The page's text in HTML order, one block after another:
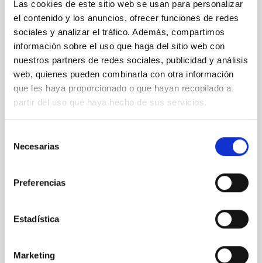
Las cookies de este sitio web se usan para personalizar
el contenido y los anuncios, ofrecer funciones de redes
sociales y analizar el tráfico. Además, compartimos
información sobre el uso que haga del sitio web con
nuestros partners de redes sociales, publicidad y análisis
web, quienes pueden combinarla con otra información
que les haya proporcionado o que hayan recopilado a
partir del uso que haya hecho de sus servicios.
Necesarias
Preferencias
Estadística
Marketing
FOTONOTICIA
El IAC colabora en un simulacro de
emergencia forestal de importancia
estratégica para La Palma
Los Equipos de Intervención y Refuerzo en Incendios
Forestales del Gobierno de Canarias realizan
prácticas en el Observatorio del Roque de los
Muchachos con participación del Instituto de
Astrofísica de Canarias El Observatorio del Roque de
una práctica de gran relevancia para la seguridad de
Refuerzo en Incendios Forestales (EIRIF) del Gobierno
Astrofísica de Canarias (IAC). El ejercicio se centró en
dos